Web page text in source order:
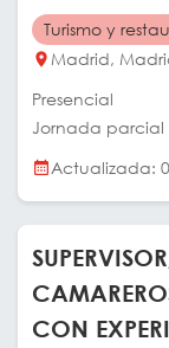
Turismo y
Madrid,
Presencial
Jornada parcial
Actualizada:
CON